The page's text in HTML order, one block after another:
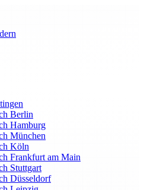
Berlin
Hamburg
München
Köln
Frankfurt am Main
Stuttgart
Düsseldorf